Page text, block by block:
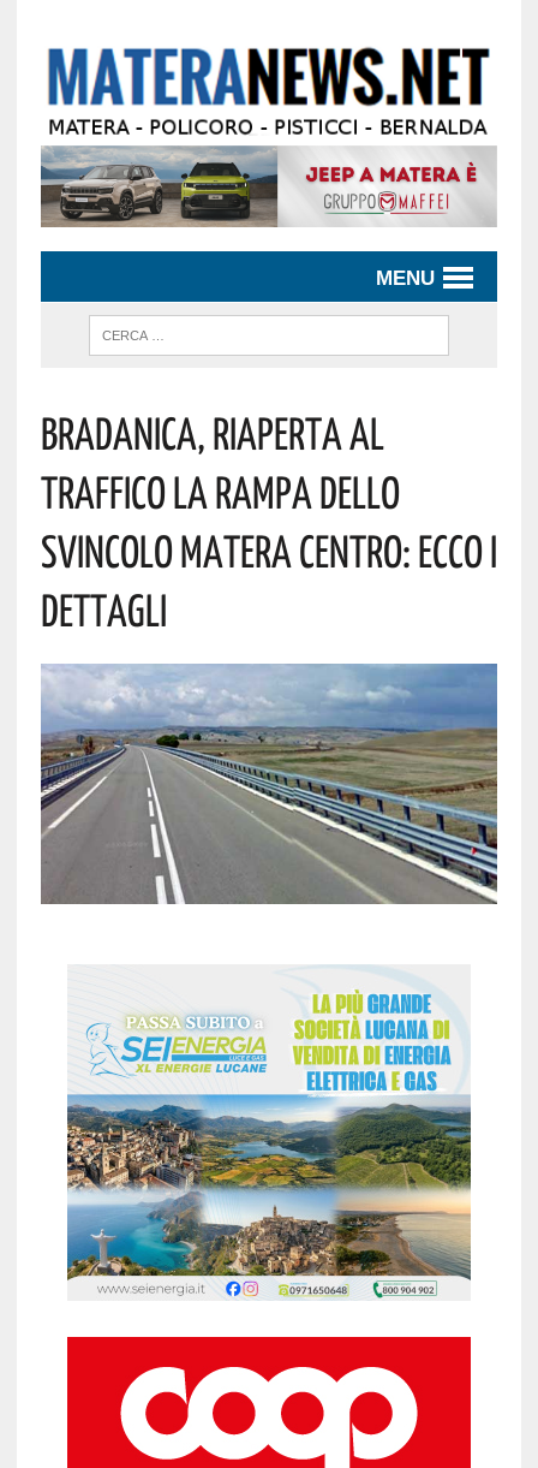
MENU
BRADANICA, RIAPERTA AL
TRAFFICO LA RAMPA DELLO
SVINCOLO MATERA CENTRO: ECCO I
DETTAGLI